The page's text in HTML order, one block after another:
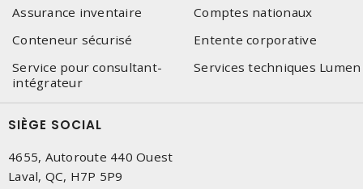
Assurance inventaire
Comptes nationaux
Conteneur sécurisé
Entente corporative
Service pour consultant-
intégrateur
Services techniques Lumen
SIÈGE SOCIAL
4655, Autoroute 440 Ouest
Laval, QC, H7P 5P9